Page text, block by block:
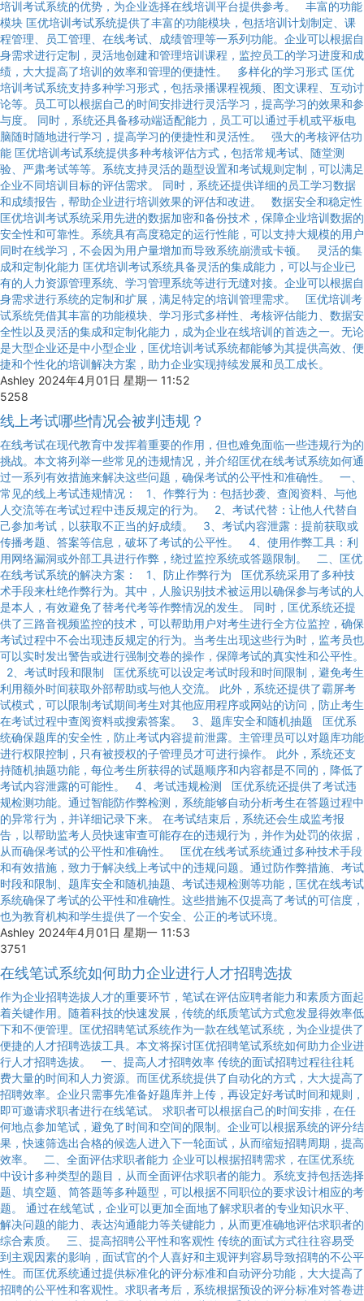
培训考试系统的优势，为企业选择在线培训平台提供参考。 丰富的功能
模块 匡优培训考试系统提供了丰富的功能模块，包括培训计划制定、课
程管理、员工管理、在线考试、成绩管理等一系列功能。企业可以根据自
身需求进行定制，灵活地创建和管理培训课程，监控员工的学习进度和成
绩，大大提高了培训的效率和管理的便捷性。 多样化的学习形式 匡优
培训考试系统支持多种学习形式，包括录播课程视频、图文课程、互动讨
论等。员工可以根据自己的时间安排进行灵活学习，提高学习的效果和参
与度。 同时，系统还具备移动端适配能力，员工可以通过手机或平板电
脑随时随地进行学习，提高学习的便捷性和灵活性。 强大的考核评估功
能 匡优培训考试系统提供多种考核评估方式，包括常规考试、随堂测
验、严肃考试等等。系统支持灵活的题型设置和考试规则定制，可以满足
企业不同培训目标的评估需求。 同时，系统还提供详细的员工学习数据
和成绩报告，帮助企业进行培训效果的评估和改进。 数据安全和稳定性
匡优培训考试系统采用先进的数据加密和备份技术，保障企业培训数据的
安全性和可靠性。系统具有高度稳定的运行性能，可以支持大规模的用户
同时在线学习，不会因为用户量增加而导致系统崩溃或卡顿。 灵活的集
成和定制化能力 匡优培训考试系统具备灵活的集成能力，可以与企业已
有的人力资源管理系统、学习管理系统等进行无缝对接。企业可以根据自
身需求进行系统的定制和扩展，满足特定的培训管理需求。 匡优培训考
试系统凭借其丰富的功能模块、学习形式多样性、考核评估能力、数据安
全性以及灵活的集成和定制化能力，成为企业在线培训的首选之一。无论
是大型企业还是中小型企业，匡优培训考试系统都能够为其提供高效、便
捷和个性化的培训解决方案，助力企业实现持续发展和员工成长。
Ashley 2024年4月01日 星期一 11:52
5258
线上考试哪些情况会被判违规？
在线考试在现代教育中发挥着重要的作用，但也难免面临一些违规行为的
挑战。本文将列举一些常见的违规情况，并介绍匡优在线考试系统如何通
过一系列有效措施来解决这些问题，确保考试的公平性和准确性。 一、
常见的线上考试违规情况： 1、作弊行为：包括抄袭、查阅资料、与他
人交流等在考试过程中违反规定的行为。 2、考试代替：让他人代替自
己参加考试，以获取不正当的好成绩。 3、考试内容泄露：提前获取或
传播考题、答案等信息，破坏了考试的公平性。 4、使用作弊工具：利
用网络漏洞或外部工具进行作弊，绕过监控系统或答题限制。 二、匡优
在线考试系统的解决方案： 1、防止作弊行为 匡优系统采用了多种技
术手段来杜绝作弊行为。其中，人脸识别技术被运用以确保参与考试的人
是本人，有效避免了替考代考等作弊情况的发生。 同时，匡优系统还提
供了三路音视频监控的技术，可以帮助用户对考生进行全方位监控，确保
考试过程中不会出现违反规定的行为。当考生出现这些行为时，监考员也
可以实时发出警告或进行强制交卷的操作，保障考试的真实性和公平性。
2、考试时段和限制 匡优系统可以设定考试时段和时间限制，避免考生
利用额外时间获取外部帮助或与他人交流。 此外，系统还提供了霸屏考
试模式，可以限制考试期间考生对其他应用程序或网站的访问，防止考生
在考试过程中查阅资料或搜索答案。 3、题库安全和随机抽题 匡优系
统确保题库的安全性，防止考试内容提前泄露。主管理员可以对题库功能
进行权限控制，只有被授权的子管理员才可进行操作。 此外，系统还支
持随机抽题功能，每位考生所获得的试题顺序和内容都是不同的，降低了
考试内容泄露的可能性。 4、考试违规检测 匡优系统还提供了考试违
规检测功能。通过智能防作弊检测，系统能够自动分析考生在答题过程中
的异常行为，并详细记录下来。 在考试结束后，系统还会生成监考报
告，以帮助监考人员快速审查可能存在的违规行为，并作为处罚的依据，
从而确保考试的公平性和准确性。 匡优在线考试系统通过多种技术手段
和有效措施，致力于解决线上考试中的违规问题。通过防作弊措施、考试
时段和限制、题库安全和随机抽题、考试违规检测等功能，匡优在线考试
系统确保了考试的公平性和准确性。这些措施不仅提高了考试的可信度，
也为教育机构和学生提供了一个安全、公正的考试环境。
Ashley 2024年4月01日 星期一 11:53
3751
在线笔试系统如何助力企业进行人才招聘选拔
作为企业招聘选拔人才的重要环节，笔试在评估应聘者能力和素质方面起
着关键作用。随着科技的快速发展，传统的纸质笔试方式愈发显得效率低
下和不便管理。匡优招聘笔试系统作为一款在线笔试系统，为企业提供了
便捷的人才招聘选拔工具。本文将探讨匡优招聘笔试系统如何助力企业进
行人才招聘选拔。 一、提高人才招聘效率 传统的面试招聘过程往往耗
费大量的时间和人力资源。而匡优系统提供了自动化的方式，大大提高了
招聘效率。企业只需事先准备好题库并上传，再设定好考试时间和规则，
即可邀请求职者进行在线笔试。 求职者可以根据自己的时间安排，在任
何地点参加笔试，避免了时间和空间的限制。企业可以根据系统的评分结
果，快速筛选出合格的候选人进入下一轮面试，从而缩短招聘周期，提高
效率。 二、全面评估求职者能力 企业可以根据招聘需求，在匡优系统
中设计多种类型的题目，从而全面评估求职者的能力。系统支持包括选择
题、填空题、简答题等多种题型，可以根据不同职位的要求设计相应的考
题。 通过在线笔试，企业可以更加全面地了解求职者的专业知识水平、
解决问题的能力、表达沟通能力等关键能力，从而更准确地评估求职者的
综合素质。 三、提高招聘公平性和客观性 传统的面试方式往往容易受
到主观因素的影响，面试官的个人喜好和主观评判容易导致招聘的不公平
性。而匡优系统通过提供标准化的评分标准和自动评分功能，大大提高了
招聘的公平性和客观性。求职者考后，系统根据预设的评分标准对答卷进